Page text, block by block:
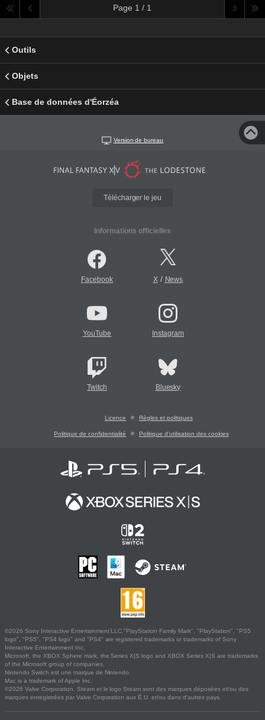
Page 1 / 1
Outils
Objets
Base de données d'Éorzéa
Version de bureau
Télécharger le jeu
Informations officielles
Facebook X/ News
YouTube Instagram
Twitch Bluesky
Licence Règles et politiques
Politique de confidentialité Politique d'utilisation des cookies
©2026 Sony Interactive Entertainment LLC."PlayStation Family Mark", "PlayStation", "PS5
logo", "PS5", "PS4 logo" and "PS4" are registered trademarks or trademarks of Sony
Interactive Entertainment Inc.
Microsoft, the XBOX Sphere mark, the Series X|S logo and XBOX Series X|S are trademarks
of the Microsoft group of companies.
Nintendo Switch est une marque de Nintendo.
Mac is a trademark of Apple Inc.
©2026 Valve Corporation. Steam et le logo Steam sont des marques déposées et/ou des
marques enregistrées par Valve Corporation aux É.U. et/ou dans d'autres pays.